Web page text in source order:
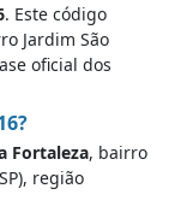
. Este código
Jardim São
oficial dos
Fortaleza, bairro
região